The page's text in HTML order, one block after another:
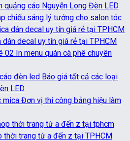
Đèn LED
chiếu sáng lý tưởng cho salon tóc
dán decal uy tín giá rẻ tại TPHCM
In menu quán cà phê chuyên
Báo giá tất cả các loại
LED
Đơn vị thi công bảng hiệu làm
thời trang từ a đến z tại TPHCM